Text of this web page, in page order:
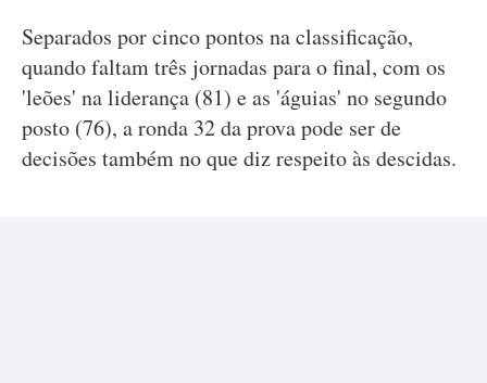
Separados por cinco pontos na classificação,
quando faltam três jornadas para o final, com os
'leões' na liderança (81) e as 'águias' no segundo
posto (76), a ronda 32 da prova pode ser de
decisões também no que diz respeito às descidas.